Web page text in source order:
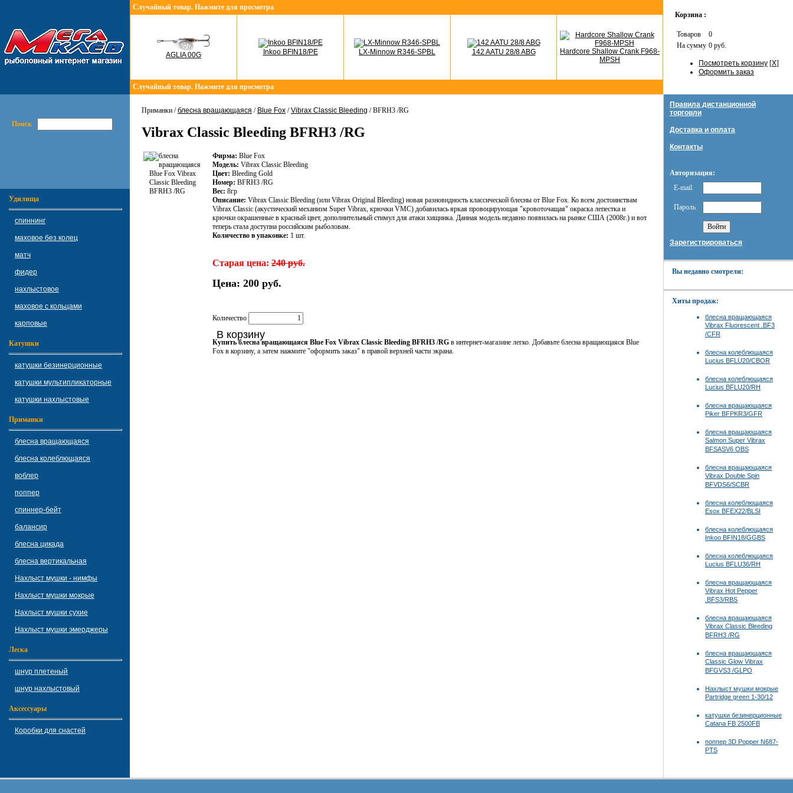
Случайный товар. Нажмите для просмотра
AGLIA 00G Inkoo BFIN18/PE LX-Minnow R346-SPBL 142 AATU 28/8 ABG
Hardcore Shallow Crank F968-
MPSH
Случайный товар. Нажмите для просмотра
Корзина :
Товаров
0
На сумму 0 руб.
Посмотреть корзину [X]
Оформить заказ
Поиск
Удилища
спиннинг
маховое без колец
матч
фидер
нахлыстовое
маховое с кольцами
карповые
Катушки
катушки безинерционные
катушки мультипликаторные
катушки нахлыстовые
Приманки
блесна вращающаяся
блесна колеблющаяся
воблер
поппер
спиннер-бейт
балансир
блесна цикада
блесна вертикальная
Нахлыст мушки - нимфы
Нахлыст мушки мокрые
Нахлыст мушки сухие
Нахлыст мушки эмерджеры
Леска
шнур плетеный
шнур нахлыстовый
Аксессуары
Коробки для снастей
Приманки /блесна вращающаяся / Blue Fox /Vibrax Classic Bleeding / BFRH3 /RG
Vibrax Classic Bleeding BFRH3 /RG
Фирма: Blue Fox
Модель: Vibrax Classic Bleeding
Цвет: Bleeding Gold
Номер: BFRH3 /RG
Вес: 8гр
Описание: Vibrax Classic Bleeding (или Vibrax Original Bleeding) новая разновидность классической блесны от Blue Fox. Ко всем достоинствам
Vibrax Classic (акустический механизм Super Vibrax, крючки VMC) добавилась яркая провоцирующая "кровоточащая" окраска лепестка и
крючки окрашенные в красный цвет, дополнительный стимул для атаки хищника. Данная модель недавно появилась на рынке США (2008г.) и вот
теперь стала доступна российским рыболовам.
Количество в упаковке: 1 шт.
Старая цена: 240 руб.
Цена: 200 руб.
Количество
В корзину
Купить блесна вращающаяся Blue Fox Vibrax Classic Bleeding BFRH3 /RG в интернет-магазине легко. Добавьте блесна вращающаяся Blue
Fox в корзину, а затем нажмите "оформить заказ" в правой верхней части экрана.
Правила дистанционной
торговли
Доставка и оплата
Контакты
Авторизация:
E-mail
Пароль
Зарегистрироваться
Вы недавно смотрели:
Хиты продаж:
блесна вращающаяся
Vibrax Fluorescent .BF3
/CFR
блесна колеблющаяся
Lucius BFLU20/CBOR
блесна колеблющаяся
Lucius BFLU20/RH
блесна вращающаяся
Piker BFPKR3/GFR
блесна вращающаяся
Salmon Super Vibrax
BFSASV6 OBS
блесна вращающаяся
Vibrax Double Spin
BFVDS6/SCBR
блесна колеблющаяся
Esox BFEX22/BLSI
блесна колеблющаяся
Inkoo BFIN18/GGBS
блесна колеблющаяся
Lucius BFLU36/RH
блесна вращающаяся
Vibrax Hot Pepper
.BFS3/RBS
блесна вращающаяся
Vibrax Classic Bleeding
BFRH3 /RG
блесна вращающаяся
Classic Glow Vibrax
BFGVS3 /GLPO
Нахлыст мушки мокрые
Partridge green 1-30/12
катушки безинерционные
Catana FB 2500FB
поппер 3D Popper N687-
PTS